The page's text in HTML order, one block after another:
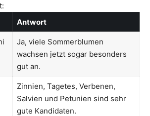
Antwort
Ja, viele Sommerblumen
wachsen jetzt sogar besonders
gut an.
Zinnien, Tagetes, Verbenen,
Salvien und Petunien sind sehr
gute Kandidaten.